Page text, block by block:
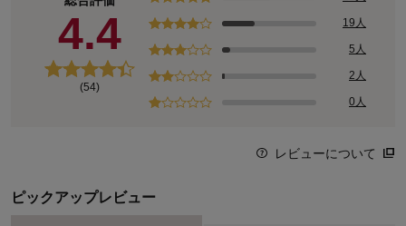
4.4
(54)
19人
5人
2人
0人
レビューについて
ピックアップレビュー